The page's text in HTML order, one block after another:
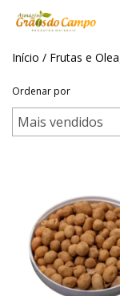
Início / Frutas e
Ordenar por